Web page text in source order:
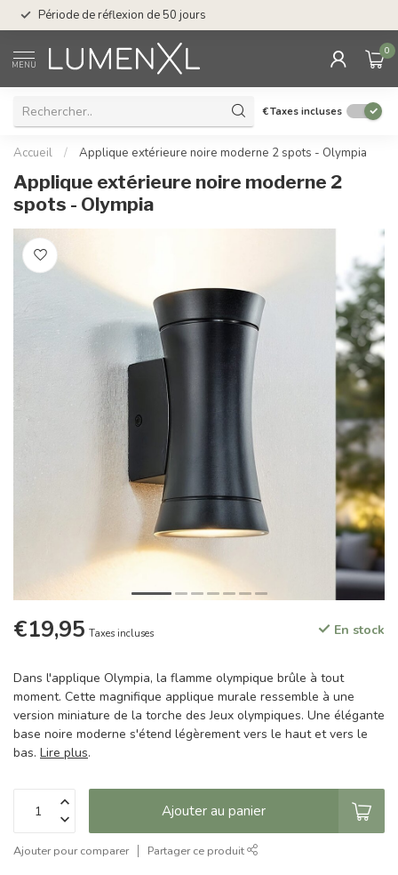
Période de réflexion de 50 jours
MENU
0
€Taxes incluses
Accueil / Applique extérieure noire moderne 2 spots - Olympia
Applique extérieure noire moderne 2
spots - Olympia
€19,95 Taxes incluses En stock
Dans l'applique Olympia, la flamme olympique brûle à tout
moment. Cette magnifique applique murale ressemble à une
version miniature de la torche des Jeux olympiques. Une élégante
base noire moderne s'étend légèrement vers le haut et vers le
bas. Lire plus.
Ajouter au panier
Ajouter pour comparer Partager ce produit